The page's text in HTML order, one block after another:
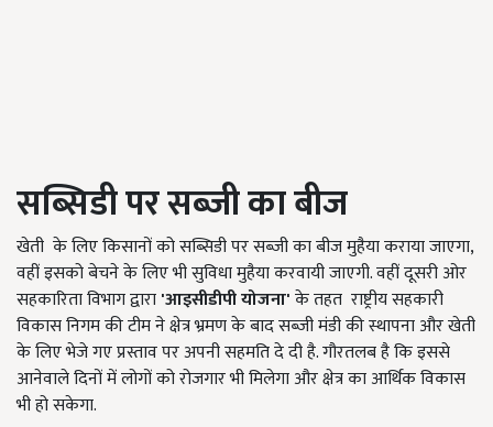
सब्सिडी पर सब्जी का बीज
खेती के लिए किसानों को सब्सिडी पर सब्जी का बीज मुहैया कराया जाएगा,
वहीं इसको बेचने के लिए भी सुविधा मुहैया करवायी जाएगी. वहीं दूसरी ओर
सहकारिता विभाग द्वारा'आइसीडीपी योजना'के तहत राष्ट्रीय सहकारी
विकास निगम की टीम ने क्षेत्र भ्रमण के बाद सब्जी मंडी की स्थापना और खेती
के लिए भेजे गए प्रस्ताव पर अपनी सहमति दे दी है. गौरतलब है कि इससे
आनेवाले दिनों में लोगों को रोजगार भी मिलेगा और क्षेत्र का आर्थिक विकास
भी हो सकेगा.